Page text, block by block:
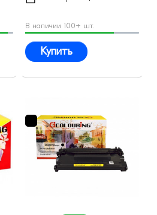
В наличии 100+ шт.
Купить